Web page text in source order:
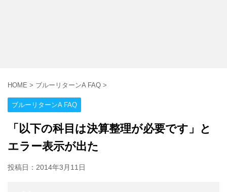
HOME > ブルーリターンA FAQ >
ブルーリターンA FAQ
「以下の科目は決算整理が必要です」と
エラー表示が出た
投稿日： 2014年3月11日